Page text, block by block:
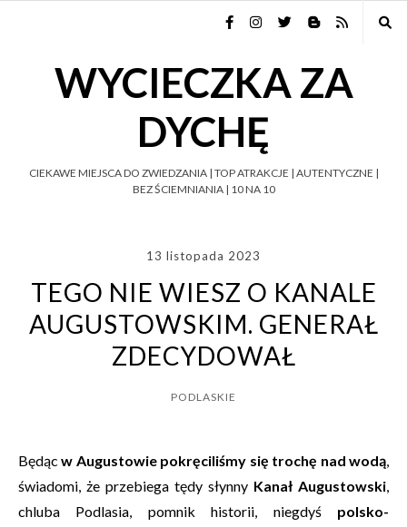
WYCIECZKA ZA
DYCHĘ
CIEKAWE MIEJSCA DO ZWIEDZANIA | TOP ATRAKCJE | AUTENTYCZNE |
BEZ ŚCIEMNIANIA | 10 NA 10
13 listopada 2023
TEGO NIE WIESZ O KANALE
AUGUSTOWSKIM. GENERAŁ
ZDECYDOWAŁ
PODLASKIE
Będącw Augustowie pokręciliśmy się trochę nad wodą,
świadomi, że przebiega tędy słynny Kanał Augustowski,
chluba Podlasia, pomnik historii, niegdyś polsko-